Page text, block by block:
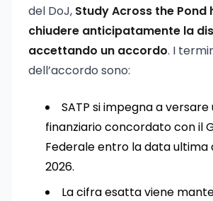
del DoJ, Study Across the Pond
chiudere anticipatamente la
accettando un accordo. I
dell’accordo sono:
SATP si impegna a
finanziario concordato con il
Federale entro la data ultima
2026.
La cifra esatta viene